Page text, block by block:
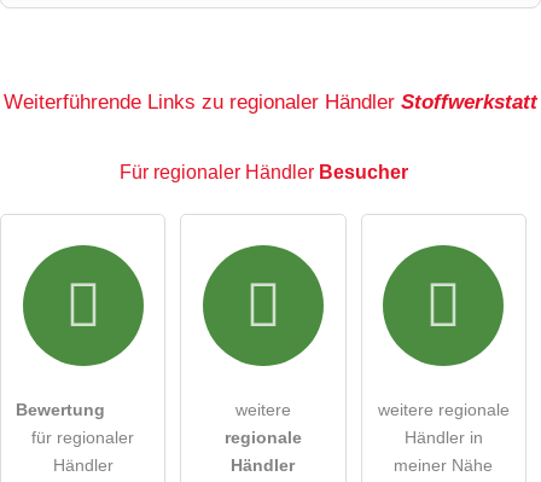
E-Mail-Adresse (wird nicht veröffentlicht)
Hiermit akzeptiere ich die .
öffentliche Frage stellen Abbrechen
Weiterführende Links zu regionaler Händler Stoffwerkstatt
Für regionaler Händler Besucher
Bewertung
für regionaler
Händler
weitere
regionale
Händler
weitere regionale
Händler in
meiner Nähe